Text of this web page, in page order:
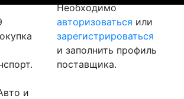
и
Необходимо
авторизоваться или
зарегистрироваться
и заполнить профиль
поставщика.